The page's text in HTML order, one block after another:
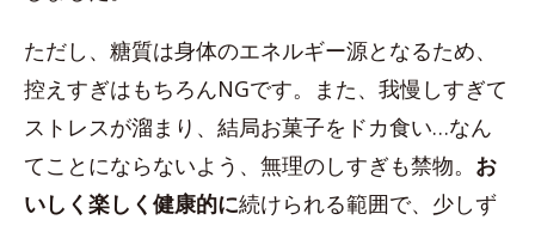
ただし、糖質は身体のエネルギー源となるため、
控えすぎはもちろんNGです。また、我慢しすぎて
ストレスが溜まり、結局お菓子をドカ食い…なん
てことにならないよう、無理のしすぎも禁物。 お
いしく楽しく健康的に続けられる範囲で、少しず